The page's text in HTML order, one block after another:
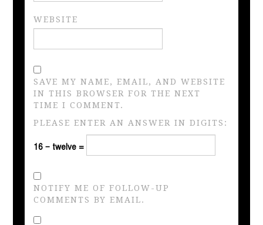
WEBSITE
SAVE MY NAME, EMAIL, AND WEBSITE
IN THIS BROWSER FOR THE NEXT
TIME I COMMENT.
PLEASE ENTER AN ANSWER IN DIGITS:
16 − twelve =
NOTIFY ME OF FOLLOW-UP
COMMENTS BY EMAIL.